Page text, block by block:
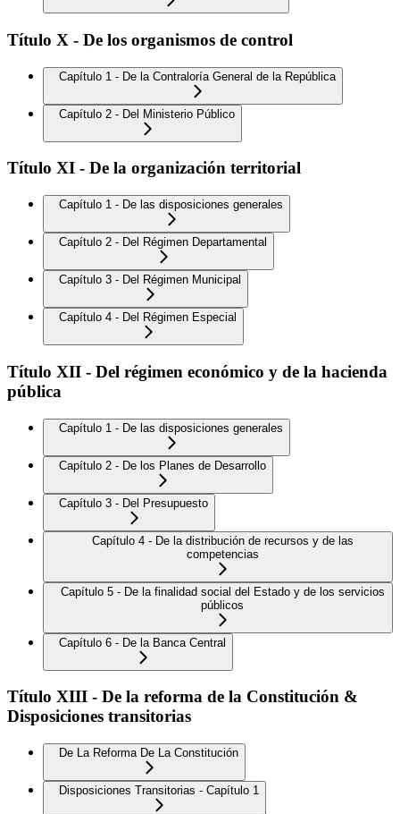
Título X - De los organismos de control
Capítulo 1 - De la Contraloría General de la República
Capítulo 2 - Del Ministerio Público
Título XI - De la organización territorial
Capítulo 1 - De las disposiciones generales
Capítulo 2 - Del Régimen Departamental
Capítulo 3 - Del Régimen Municipal
Capítulo 4 - Del Régimen Especial
Título XII - Del régimen económico y de la hacienda
pública
Capítulo 1 - De las disposiciones generales
Capítulo 2 - De los Planes de Desarrollo
Capítulo 3 - Del Presupuesto
Capítulo 4 - De la distribución de recursos y de las
competencias
Capítulo 5 - De la finalidad social del Estado y de los servicios
públicos
Capítulo 6 - De la Banca Central
Título XIII - De la reforma de la Constitución &
Disposiciones transitorias
De La Reforma De La Constitución
Disposiciones Transitorias - Capítulo 1